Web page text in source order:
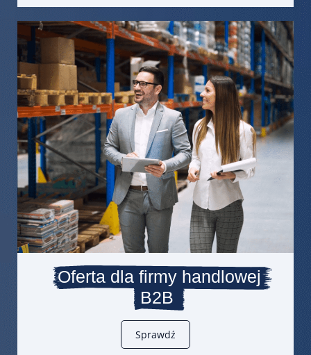
Oferta dla firmy handlowej
B2B
Sprawdź